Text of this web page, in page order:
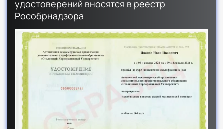
удостоверений вносятся в реестр
Рособрнадзора